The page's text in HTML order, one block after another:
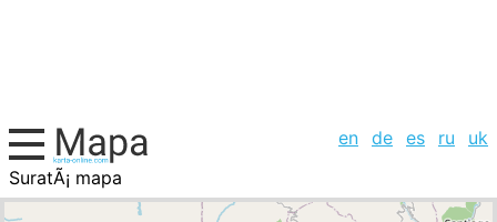
en de es ru
uk
SuratÃ¡ mapa
Antillas Holandesas, la lista de ciudades